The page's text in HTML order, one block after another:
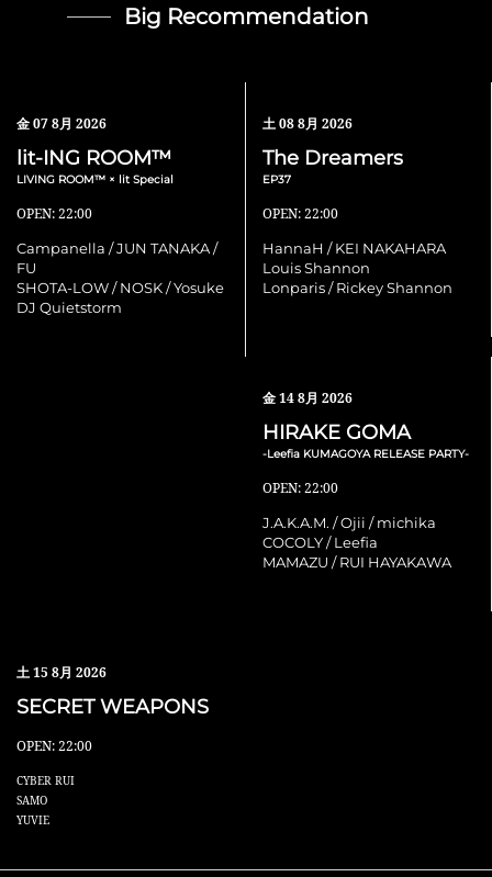
Big Recommendation
金07 8月 2026
lit-ING ROOM™
LIVING ROOM™ × lit Special
OPEN: 22:00
Campanella / JUN TANAKA /
FU
SHOTA-LOW / NOSK / Yosuke
DJ Quietstorm
土08 8月 2026
The Dreamers
EP37
OPEN: 22:00
HannaH / KEI NAKAHARA
Louis Shannon
Lonparis / Rickey Shannon
金14 8月 2026
HIRAKE GOMA
-Leefia KUMAGOYA RELEASE PARTY-
OPEN: 22:00
J.A.K.A.M. / Ojii / michika
COCOLY / Leefia
MAMAZU / RUI HAYAKAWA
土15 8月 2026
SECRET WEAPONS
OPEN: 22:00
CYBER RUI
SAMO
YUVIE